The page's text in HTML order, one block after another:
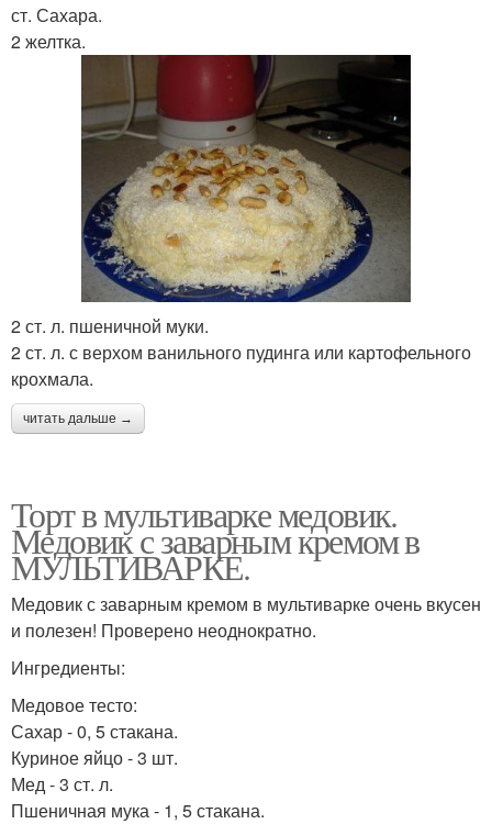
ст. Сахара.
2 желтка.
2 ст. л. пшеничной муки.
2 ст. л. с верхом ванильного пудинга или картофельного
крохмала.
читать дальше →
Торт в мультиварке медовик.
Медовик с заварным кремом в
МУЛЬТИВАРКЕ.
Медовик с заварным кремом в мультиварке очень вкусен
и полезен! Проверено неоднократно.
Ингредиенты:
Медовое тесто:
Сахар - 0, 5 стакана.
Куриное яйцо - 3 шт.
Мед - 3 ст. л.
Пшеничная мука - 1, 5 стакана.